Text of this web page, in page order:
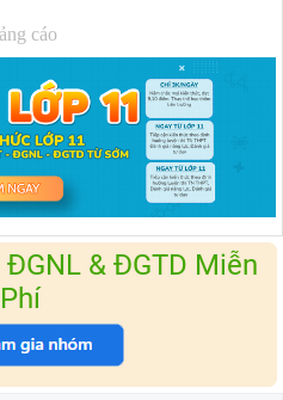
cáo
& ĐGTD Miễn
Phí